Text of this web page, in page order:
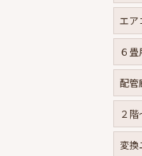
エア
６畳
配管
２
変換